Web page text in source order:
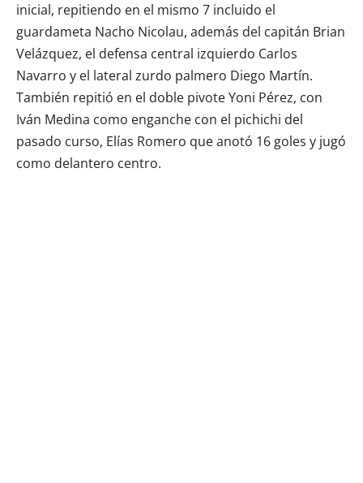
inicial, repitiendo en el mismo 7 incluido el
guardameta Nacho Nicolau, además del capitán Brian
Velázquez, el defensa central izquierdo Carlos
Navarro y el lateral zurdo palmero Diego Martín.
También repitió en el doble pivote Yoni Pérez, con
Iván Medina como enganche con el pichichi del
pasado curso, Elías Romero que anotó 16 goles y jugó
como delantero centro.